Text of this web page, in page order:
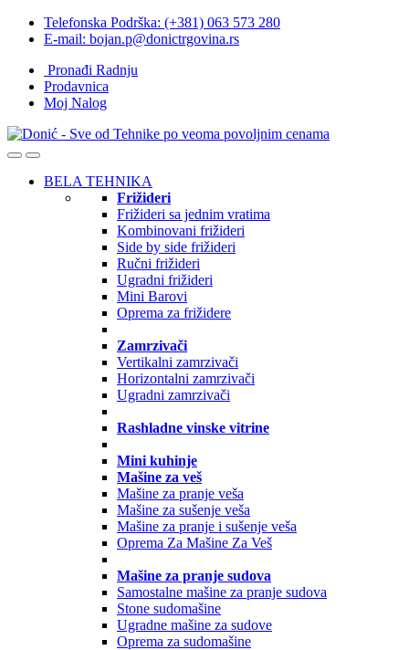
Skip
Skip
Telefonska Podrška: (+381) 063 573 280
E-mail: bojan.p@donictrgovina.rs
Pronađi Radnju
Prodavnica
Moj Nalog
BELA TEHNIKA
Frižideri
Frižideri sa jednim vratima
Kombinovani frižideri
Side by side frižideri
Ručni frižideri
Ugradni frižideri
Mini Barovi
Oprema za frižidere
Zamrzivači
Vertikalni zamrzivači
Horizontalni zamrzivači
Ugradni zamrzivači
Rashladne vinske vitrine
Mini kuhinje
Mašine za veš
Mašine za pranje veša
Mašine za sušenje veša
Mašine za pranje i sušenje veša
Oprema Za Mašine Za Veš
Mašine za pranje sudova
Samostalne mašine za pranje sudova
Stone sudomašine
Ugradne mašine za sudove
Oprema za sudomašine